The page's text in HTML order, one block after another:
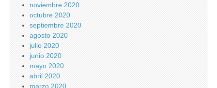
noviembre 2020
octubre 2020
septiembre 2020
agosto 2020
julio 2020
junio 2020
mayo 2020
abril 2020
marzo 2020